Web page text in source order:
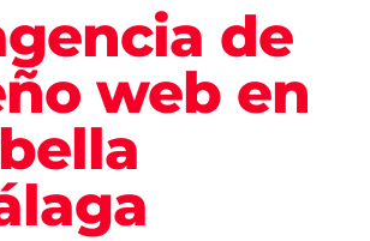
de
web en